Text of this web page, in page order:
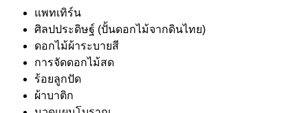
แพทเทิร์น
ศิลปประดิษฐ์ (ปั้นดอกไม้จากดินไทย)
ดอกไม้ผ้าระบายสี
การจัดดอกไม้สด
ร้อยลูกปัด
ผ้าบาติก